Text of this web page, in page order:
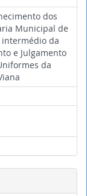
dos
Municipal de
intermédio da
e Julgamento
da